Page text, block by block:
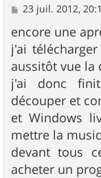
M
s
s
a
g
e
23 juil. 2012,
encore une
j'ai
aussitôt vue la
j'ai donc
découper et
et Windows
mettre la
devant tous
acheter un